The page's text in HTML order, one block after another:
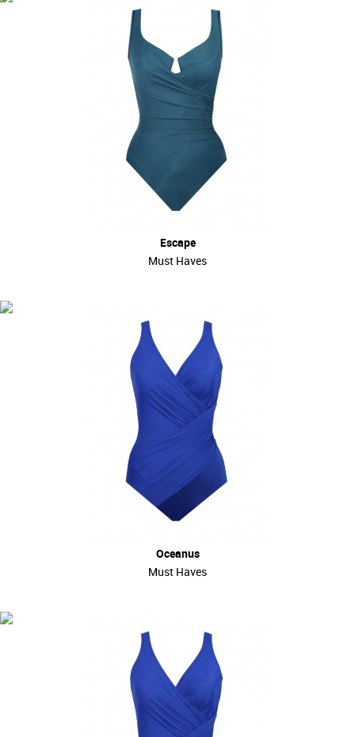
Escape
Must Haves
Oceanus
Must Haves